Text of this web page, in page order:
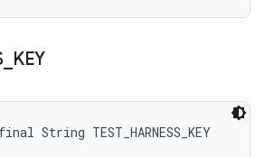
KEY
String TEST_HARNESS_KEY